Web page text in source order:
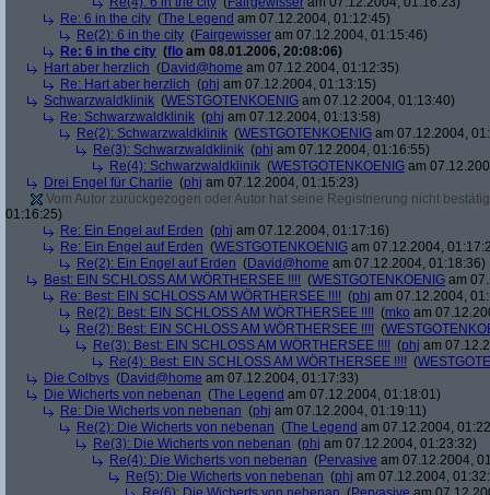
Re: 6 in the city (The Legend am 07.12.2004, 01:12:45)
Re(2): 6 in the city (Fairgewisser am 07.12.2004, 01:15:46)
Re: 6 in the city (flo am 08.01.2006, 20:08:06)
Hart aber herzlich (David@home am 07.12.2004, 01:12:35)
Re: Hart aber herzlich (phj am 07.12.2004, 01:13:15)
Schwarzwaldklinik (WESTGOTENKOENIG am 07.12.2004, 01:13:40)
Re: Schwarzwaldklinik (phj am 07.12.2004, 01:13:58)
Re(2): Schwarzwaldklinik (WESTGOTENKOENIG am 07.12.2004,
Re(3): Schwarzwaldklinik (phj am 07.12.2004, 01:16:55)
Re(4): Schwarzwaldklinik (WESTGOTENKOENIG am
Drei Engel für Charlie (phj am 07.12.2004, 01:15:23)
Vom Autor zurückgezogen oder Autor hat seine Registrierung nicht
01:16:25)
Re: Ein Engel auf Erden (phj am 07.12.2004, 01:17:16)
Re: Ein Engel auf Erden (WESTGOTENKOENIG am 07.12.2004,
Re(2): Ein Engel auf Erden (David@home am 07.12.2004, 01:18:36)
Best: EIN SCHLOSS AM WÖRTHERSEE !!!! (WESTGOTENKOENIG am
Re: Best: EIN SCHLOSS AM WÖRTHERSEE !!!! (phj am 07.12.2004,
Re(2): Best: EIN SCHLOSS AM WÖRTHERSEE !!!! (mko am
Re(2): Best: EIN SCHLOSS AM WÖRTHERSEE !!!! (
Re(3): Best: EIN SCHLOSS AM WÖRTHERSEE !!!! (phj am
Re(4): Best: EIN SCHLOSS AM WÖRTHERSEE !!!! (
Die Colbys (David@home am 07.12.2004, 01:17:33)
Die Wicherts von nebenan (The Legend am 07.12.2004, 01:18:01)
Re: Die Wicherts von nebenan (phj am 07.12.2004, 01:19:11)
Re(2): Die Wicherts von nebenan (The Legend am 07.12.2004,
Re(3): Die Wicherts von nebenan (phj am 07.12.2004, 01:23:32)
Re(4): Die Wicherts von nebenan (Pervasive am 07.12.2004,
Re(5): Die Wicherts von nebenan (phj am 07.12.2004,